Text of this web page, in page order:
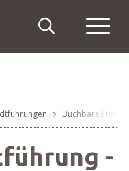
Suchbegriff
Buchbare
-